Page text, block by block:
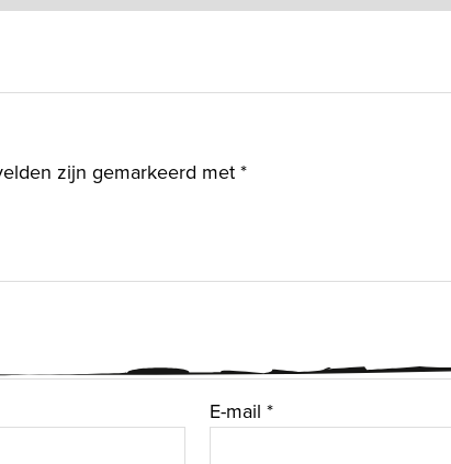
zijn gemarkeerd met*
E-mail*